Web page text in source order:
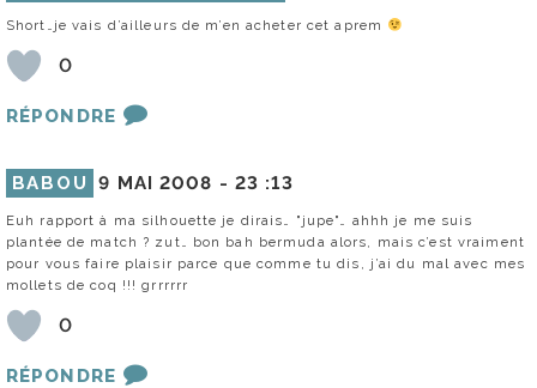
Short…je vais d’ailleurs de m’en acheter cet aprem
0
RÉPONDRE
BABOU 9 MAI 2008 - 23 :13
Euh rapport à ma silhouette je dirais… "jupe"… ahhh je me suis
plantée de match ? zut… bon bah bermuda alors, mais c’est vraiment
pour vous faire plaisir parce que comme tu dis, j’ai du mal avec mes
mollets de coq !!! grrrrrr
0
RÉPONDRE